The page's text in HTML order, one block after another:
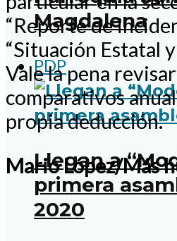
Magdalena
PDP
Llegan a
primera
2020
“Reporte de
“Situación Estatal
Vale la pena
comparativos
propia deducción.
Mario López/Más